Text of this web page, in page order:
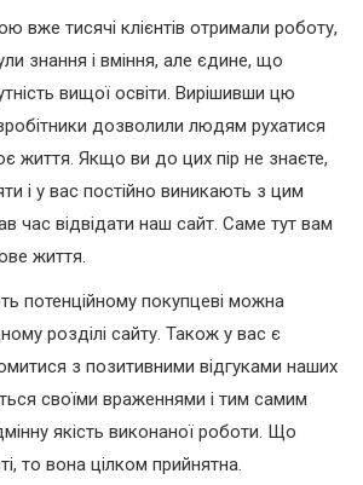
вже тисячі клієнтів отримали роботу,
знання і вміння, але єдине, що
вищої освіти. Вирішивши цю
дозволили людям рухатися
життя. Якщо ви до цих пір не знаєте,
і у вас постійно виникають з цим
час відвідати наш сайт. Саме тут вам
життя.
потенційному покупцеві можна
розділі сайту. Також у вас є
з позитивними відгуками наших
своїми враженнями і тим самим
якість виконаної роботи. Що
то вона цілком прийнятна.